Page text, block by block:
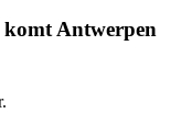
Antwerpen